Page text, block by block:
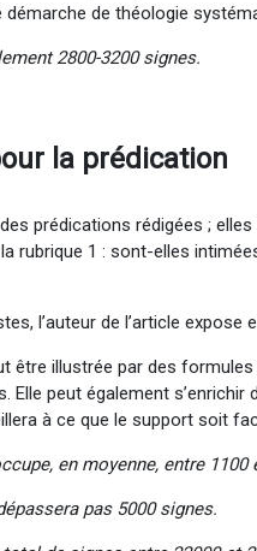
de théologie
2800-3200 signes.
la prédication
prédications rédigées ;
rubrique 1 : sont-elles
l’auteur de l’article
être illustrée par des
peut également
à ce que le support soit
en moyenne, entre 1100
pas 5000 signes.